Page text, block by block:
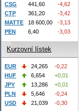
CSG
441,60
-4,62
CTP
361,20
-3,42
MATTE
18 600,00
-3,13
PEN
6,40 -3,03
Kurzovní lístek
EUR 24,265
-0,22
HUF
6,654
+0,01
JPY
13,286
+0,01
PLN
5,646
-0,24
USD
21,039 -0,30